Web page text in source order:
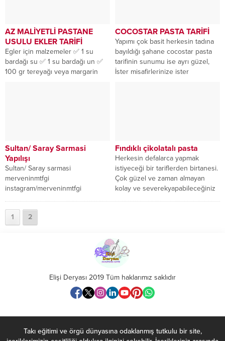
AZ MALİYETLİ PASTANE
USULU EKLER TARİFİ
Egler için malzemeler ✅ 1 su
bardağı su ✅ 1 su bardağı un ✅
100 gr tereyağı veya margarin
COCOSTAR PASTA TARİFİ
Yapımı çok basit herkesin tadına
bayıldığı şahane cocostar pasta
tarifinin sunumu ise ayrı güzel,
İster misafirlerinize ister
Sultan/ Saray Sarmasi
Yapılışı
Sultan/ Saray sarmasi
merveninmtfgi
instagram/merveninmtfgi
atıştırmalık yapmak ta çok basit bir
tatlıdır. Hem yapımı kolay tatlı...
Fındıklı çikolatalı pasta
Herkesin defalarca yapmak
istiyeceği bir tariflerden birtanesi.
Çok güzel ve zaman almayan
kolay ve severekyapabileceğiniz
1 2
Elişi Deryası 2019 Tüm haklarımız saklıdır
Takı eğitimi ve örgü dünyasına odaklanmış tutkulu bir site,